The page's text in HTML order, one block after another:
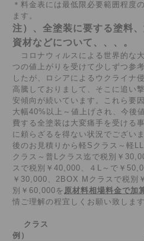
＊料金表には最低限必要範囲程度
ます。
注）、全塗装に要する塗料
資材などについて、、、。
コロナウィルスによる世界的な
つの値上がりを受けて少しずつ参
したが、ロシアによるウクライナ
高騰しておりまして、そこに追い
安傾向が続いています。これら要
大幅40%以上～値上げされ、今後
費する全塗装は大変痛手を受ける
に頼らざるを得ない状況でござい
後のお見積りから軽Sクラス～軽
クラス～普Lクラス迄で税別￥
スで税別￥40,000、４L～で￥
￥30,000、2BOX Mクラスで税別
別￥60,000を 原材料相場料金で加
情ご理解の程宜しくお願い致します
クラス
国産
例） 料